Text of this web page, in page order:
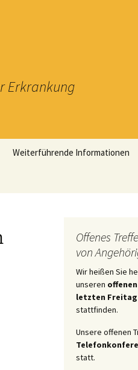
Erkrankung
Weiterführende Informationen
Offenes
von
Wir heißen Sie
unseren
letzten Freitag
stattfinden.
Unsere offenen
statt.